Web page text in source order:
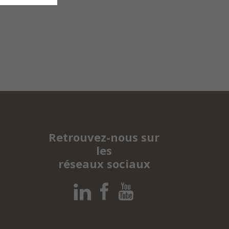
Retrouvez-nous sur
les
réseaux sociaux